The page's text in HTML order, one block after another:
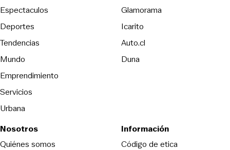
Espectaculos
Deportes
Tendencias
Mundo
Emprendimiento
Servicios
Urbana
Glamorama
Icarito
Auto.cl
DunaOpens in new window
Nosotros
Quiénes somos
Información
Código de eticaOpens in new